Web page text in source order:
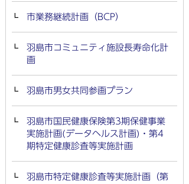
市業務継続計画（BCP）
羽島市コミュニティ施設長寿命化計
画
羽島市男女共同参画プラン
羽島市国民健康保険第3期保健事業
実施計画(データヘルス計画)・第4
期特定健康診査等実施計画
羽島市特定健康診査等実施計画（第